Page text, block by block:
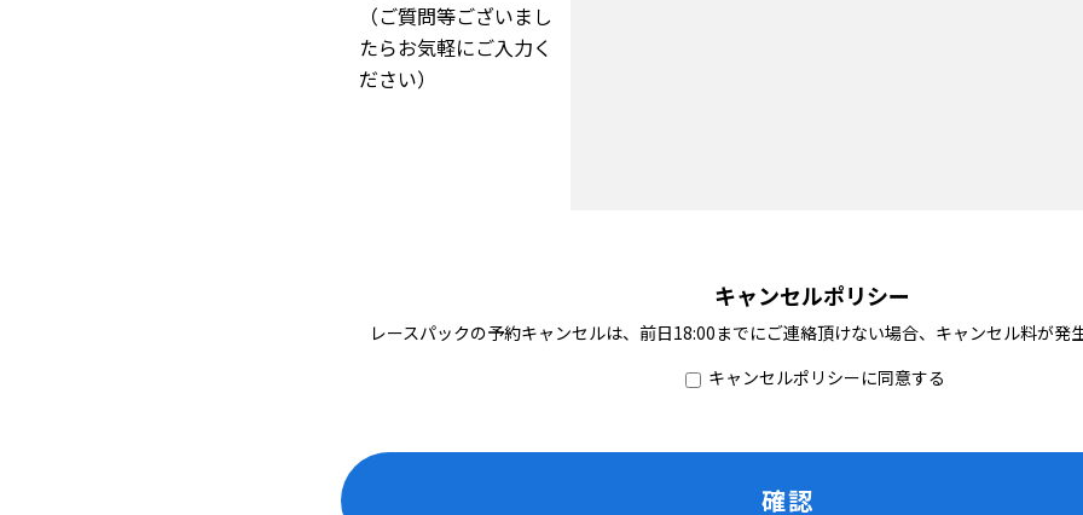
（ご質問等ございまし
たらお気軽にご入力く
ださい）
キャンセルポリシー
レースパックの予約キャンセルは、前日18:00までにご連絡頂けない場合、キャンセル料が発
キャンセルポリシーに同意する